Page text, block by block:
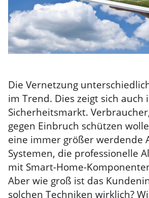
Die Vernetzung
im Trend. Dies zeigt sich auch
Sicherheitsmarkt.
gegen Einbruch schützen
eine immer größer werdende
Systemen, die professionelle
mit Smart-Home-
Aber wie groß ist das
solchen Techniken wirklich?